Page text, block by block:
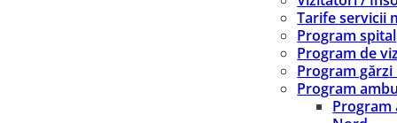
Tarife servicii
Program spital
Program de
Program gărzi
Program